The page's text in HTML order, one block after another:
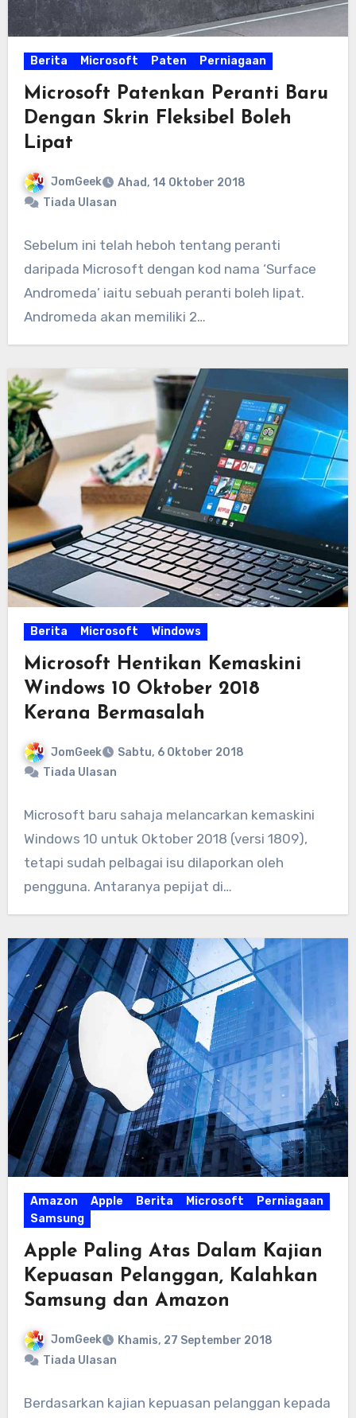
Berita Microsoft Paten Perniagaan
Microsoft Patenkan Peranti Baru
Dengan Skrin Fleksibel Boleh
Lipat
JomGeek
Ahad, 14 Oktober 2018
Tiada Ulasan
Sebelum ini telah heboh tentang peranti
daripada Microsoft dengan kod nama ‘Surface
Andromeda’ iaitu sebuah peranti boleh lipat.
Andromeda akan memiliki 2…
Berita Microsoft Windows
Microsoft Hentikan Kemaskini
Windows 10 Oktober 2018
Kerana Bermasalah
JomGeek
Sabtu, 6 Oktober 2018
Tiada Ulasan
Microsoft baru sahaja melancarkan kemaskini
Windows 10 untuk Oktober 2018 (versi 1809),
tetapi sudah pelbagai isu dilaporkan oleh
pengguna. Antaranya pepijat di…
Amazon Apple Berita Microsoft
Perniagaan
Samsung
Apple Paling Atas Dalam Kajian
Kepuasan Pelanggan, Kalahkan
Samsung dan Amazon
JomGeek
Khamis, 27 September 2018
Tiada Ulasan
Berdasarkan kajian kepuasan pelanggan kepada